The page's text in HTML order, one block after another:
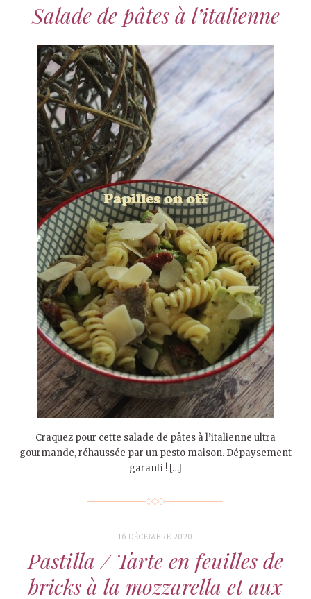
Salade de pâtes à l’italienne
Craquez pour cette salade de pâtes à l’italienne ultra
gourmande, réhaussée par un pesto maison. Dépaysement
garanti ! […]
16 DÉCEMBRE 2020
Pastilla / Tarte en feuilles de
bricks à la mozzarella et aux